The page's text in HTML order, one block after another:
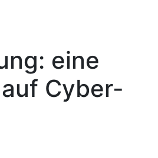
eine
Cyber-